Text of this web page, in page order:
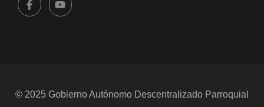
© 2025 Gobierno Autónomo Descentralizado Parroquial